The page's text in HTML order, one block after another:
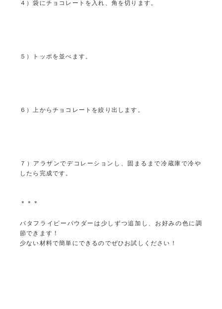
４）袋にチョコレートを入れ、角を切ります。
５）トッポを並べます。
６）上からチョコレートを絞り出します。
７）アラザンでデコレーションし、固まるまで冷蔵庫で冷や
したら完成です。
＊＊＊
バタフライピーパウダーは少しずつ追加し、お好みの色に調
節できます！
少ない材料で簡単にできるのでぜひお試しください！